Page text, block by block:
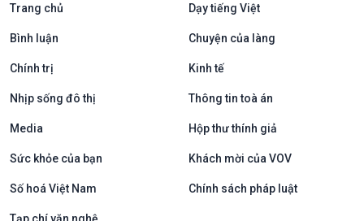
Trang chủ Dạy tiếng Việt
Bình luận Chuyện của làng
Chính trị Kinh tế
Nhịp sống đô thị Thông tin toà án
Media Hộp thư thính giả
Sức khỏe của bạn Khách mời của VOV
Số hoá Việt Nam Chính sách pháp luật